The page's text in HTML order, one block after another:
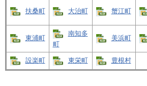
扶桑町 大治町 蟹江町
東浦町
南知多
町
美浜町
設楽町 東栄町 豊根村